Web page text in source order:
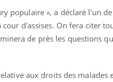
populaire », a déclaré l'un
d'assises. On fera citer
de près les questions
aux droits des malades